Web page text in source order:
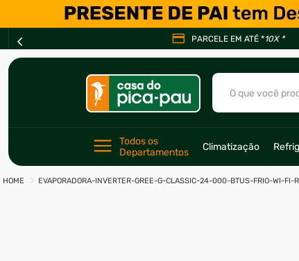
PARCELE EM ATÉ *10X *
O que você
Todos os
Departamentos
Climatização
EVAPORADORA-INVERTER-GREE-G-CLASSIC-24-000-BTUS-FRIO-WI-FI-
TERMOS MAIS
1º
ar
º
freezer